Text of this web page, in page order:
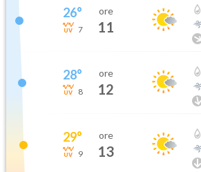
26°
7
ore
11
28°
8
ore
12
29°
9
ore
13